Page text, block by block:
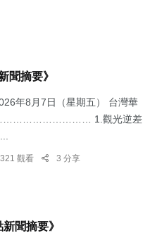
聞摘要》
年8月7日（星期五） 台灣華
1.觀光逆差
觀看 3 分享
聞摘要》